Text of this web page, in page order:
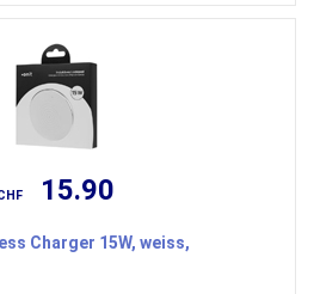
15.90
Charger 15W, weiss,